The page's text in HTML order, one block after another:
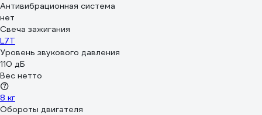
Антивибрационная система
нет
Свеча зажигания
L7T
Уровень звукового давления
110 дБ
Вес нетто
8 кг
Обороты двигателя